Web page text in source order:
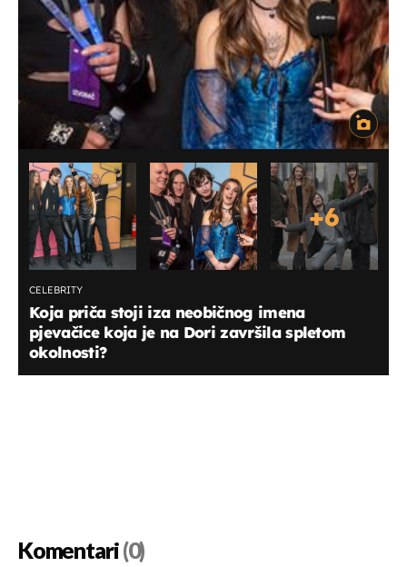
+6
CELEBRITY
Koja priča stoji iza neobičnog imena
pjevačice koja je na Dori završila spletom
okolnosti?
Komentari(0)